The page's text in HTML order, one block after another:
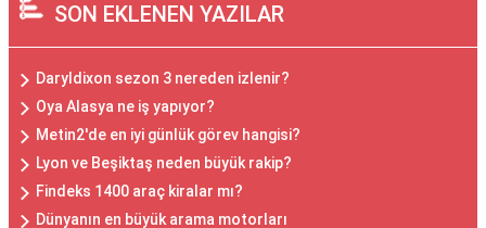
SON EKLENEN YAZILAR
Daryldixon sezon 3 nereden izlenir?
Oya Alasya ne iş yapıyor?
Metin2'de en iyi günlük görev hangisi?
Lyon ve Beşiktaş neden büyük rakip?
Findeks 1400 araç kiralar mı?
Dünyanın en büyük arama motorları